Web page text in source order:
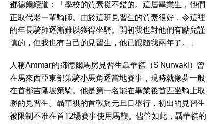
鄧德爾續道：「學校的質素挺不錯的。這屆畢業生，他們
正取代老一輩騎師。由於這班見習生的質素很好，令這裡
的年長騎師逐漸難以獲得坐騎。開初我也對他們有點兒謹
慎的，但我也有自己的見習生，他已跟隨我兩年了。」
人稱Ammar的鄧德爾馬房見習生聶華祺（S Nurwaki）曾
在馬來西亞東部策騎小馬角逐當地賽事，現時就像夢一般
在首都吉隆坡策騎。他是第一名能在畢業後首匹坐騎上取
勝的見習生。聶華祺的首戰於元旦日舉行，初出的見習生
被限制不准在首12場賽事使用馬鞭。儘管如此，聶華祺的